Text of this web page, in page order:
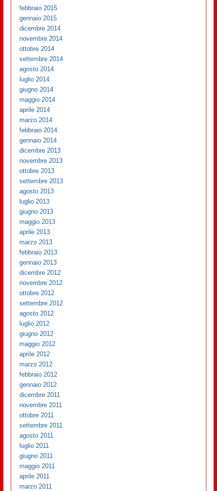
febbraio 2015
gennaio 2015
dicembre 2014
novembre 2014
ottobre 2014
settembre 2014
agosto 2014
luglio 2014
giugno 2014
maggio 2014
aprile 2014
marzo 2014
febbraio 2014
gennaio 2014
dicembre 2013
novembre 2013
ottobre 2013
settembre 2013
agosto 2013
luglio 2013
giugno 2013
maggio 2013
aprile 2013
marzo 2013
febbraio 2013
gennaio 2013
dicembre 2012
novembre 2012
ottobre 2012
settembre 2012
agosto 2012
luglio 2012
giugno 2012
maggio 2012
aprile 2012
marzo 2012
febbraio 2012
gennaio 2012
dicembre 2011
novembre 2011
ottobre 2011
settembre 2011
agosto 2011
luglio 2011
giugno 2011
maggio 2011
aprile 2011
marzo 2011